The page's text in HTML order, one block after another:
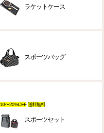
ラケットケース
スポーツバッグ
10〜20%OFF 送料無料
スポーツセット